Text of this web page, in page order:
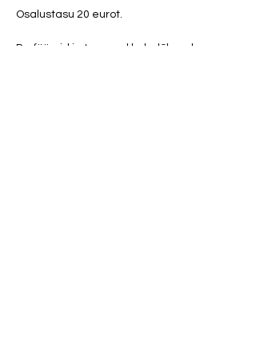
Osalustasu 20 eurot.
Parfüümid ja tugevad kehalõhnad